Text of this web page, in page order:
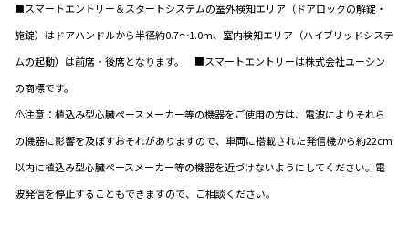
■スマートエントリー＆スタートシステムの室外検知エリア（ドアロックの解錠・
施錠）はドアハンドルから半径約0.7～1.0m、室内検知エリア（ハイブリッドシステ
ムの起動）は前席・後席となります。 ■スマートエントリーは株式会社ユーシン
の商標です。
⚠注意：植込み型心臓ペースメーカー等の機器をご使用の方は、電波によりそれら
の機器に影響を及ぼすおそれがありますので、車両に搭載された発信機から約22cm
以内に植込み型心臓ペースメーカー等の機器を近づけないようにしてください。電
波発信を停止することもできますので、ご相談ください。